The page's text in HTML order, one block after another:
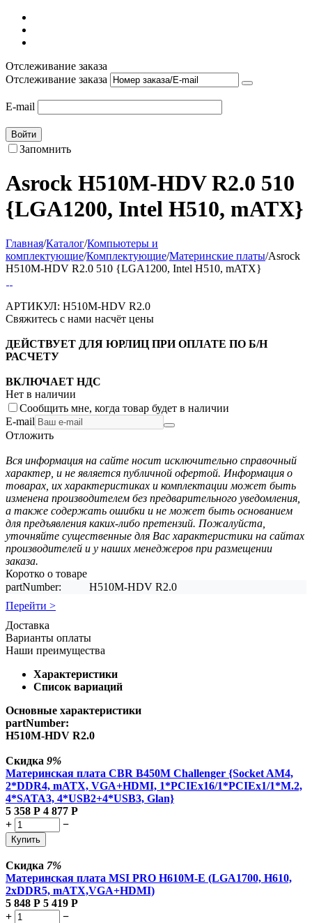
Отслеживание заказа
Отслеживание заказа
E-mail
Войти
Запомнить
Asrock H510M-HDV R2.0 510
{LGA1200, Intel H510, mATX}
Главная/Каталог/Компьютеры и
комплектующие/Комплектующие/Материнские платы/Asrock
H510M-HDV R2.0 510 {LGA1200, Intel H510, mATX}
АРТИКУЛ: H510M-HDV R2.0
Свяжитесь с нами насчёт цены
ДЕЙСТВУЕТ ДЛЯ ЮРЛИЦ ПРИ ОПЛАТЕ ПО Б/Н
РАСЧЕТУ
ВКЛЮЧАЕТ НДС
Нет в наличии
Сообщить мне, когда товар будет в наличии
E-mail
Отложить
Вся информация на сайте носит исключительно справочный
характер, и не является публичной офертой. Информация о
товарах, их характеристиках и комплектации может быть
изменена производителем без предварительного уведомления,
а также содержать ошибки и не может быть основанием
для предъявления каких-либо претензий. Пожалуйста,
уточняйте существенные для Вас характеристики на сайтах
производителей и у наших менеджеров при размещении
заказа.
Коротко о товаре
partNumber:
H510M-HDV R2.0
Перейти >
Доставка
Варианты оплаты
Наши преимущества
Характеристики
Список вариаций
Основные характеристики
partNumber:
H510M-HDV R2.0
Скидка 9%
Материнская плата CBR B450M Challenger {Socket AM4,
2*DDR4, mATX, VGA+HDMI, 1*PCIEx16/1*PCIEx1/1*M.2,
4*SATA3, 4*USB2+4*USB3, Glan}
5 358 Р 4 877 Р
+
−
Купить
Скидка 7%
Материнская плата MSI PRO H610M-E (LGA1700, H610,
2xDDR5, mATX,VGA+HDMI)
5 848 Р 5 419 Р
+
−